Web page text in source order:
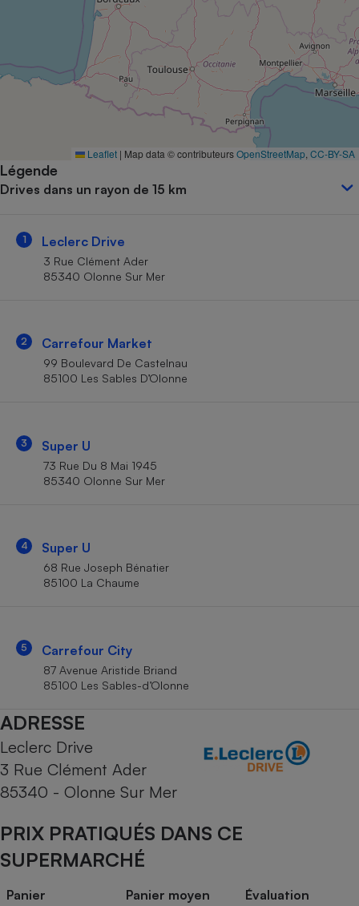
Leaflet | Map data © contributeursOpenStreetMap CC-BY-SA
Légende
Drives dans un rayon de 15 km
1 Leclerc Drive
3 Rue Clément Ader
85340 Olonne Sur Mer
2 Carrefour Market
99 Boulevard De Castelnau
85100 Les Sables D’Olonne
3 Super U
73 Rue Du 8 Mai 1945
85340 Olonne Sur Mer
4 Super U
68 Rue Joseph Bénatier
85100 La Chaume
5 Carrefour City
87 Avenue Aristide Briand
85100 Les Sables-d’Olonne
ADRESSE
Leclerc Drive
3 Rue Clément Ader
85340 - Olonne Sur Mer
PRIX PRATIQUÉS DANS CE
SUPERMARCHÉ
Panier Panier moyen Évaluation
Complément
alimentaire
Assurance emprunteur
Banque
Petit électroménager -
Cafetière à expressos
Matelas
Mutuelle